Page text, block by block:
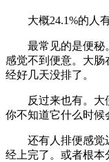
大概24.1%的人有
最常见的是便秘。
感觉不到便意。大肠
经好几天没排了。
反过来也有。大便
你不知道它什么时候
还有人排便感觉迟
经上完了。或者根本